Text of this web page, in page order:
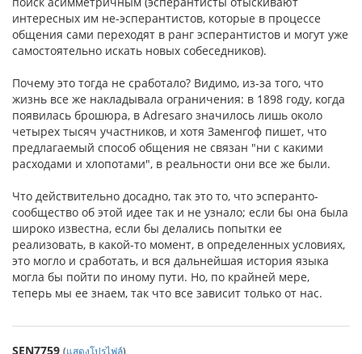
интересных им не-эсперантистов, которые в процессе
общения сами переходят в ранг эсперантистов и могут уже
самостоятельно искать новых собеседников).
Почему это тогда не сработало? Видимо, из-за того, что
жизнь все же накладывала ограничения: в 1898 году, когда
появилась брошюра, в Adresaro значилось лишь около
четырех тысяч участников, и хотя Заменгоф пишет, что
предлагаемый способ общения не связан "ни с какими
расходами и хлопотами", в реальности они все же были.
Что действительно досадно, так это то, что эсперанто-
сообщество об этой идее так и не узнало; если бы она была
широко известна, если бы делались попытки ее
реализовать, в какой-то момент, в определенных условиях,
это могло и сработать, и вся дальнейшая история языка
могла бы пойти по иному пути. Но, по крайней мере,
теперь мы ее знаем, так что все зависит только от нас.
SEN7759 (แสดงโปรไฟล์)